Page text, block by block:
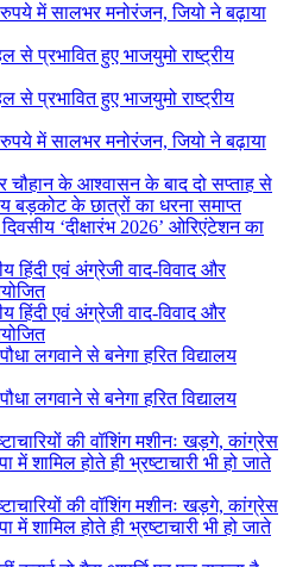
में सालभर मनोरंजन, जियो ने बढ़ाया
प्रभावित हुए भाजयुमो राष्ट्रीय
प्रभावित हुए भाजयुमो राष्ट्रीय
में सालभर मनोरंजन, जियो ने बढ़ाया
चौहान के आश्वासन के बाद दो सप्ताह से
बड़कोट के छात्रों का धरना समाप्त
‘दीक्षारंभ 2026’ ओरिएंटेशन का
एवं अंग्रेजी वाद-विवाद और
एवं अंग्रेजी वाद-विवाद और
लगवाने से बनेगा हरित विद्यालय
लगवाने से बनेगा हरित विद्यालय
की वॉशिंग मशीनः खड़गे, कांग्रेस
में शामिल होते ही भ्रष्टाचारी भी हो जाते
की वॉशिंग मशीनः खड़गे, कांग्रेस
में शामिल होते ही भ्रष्टाचारी भी हो जाते